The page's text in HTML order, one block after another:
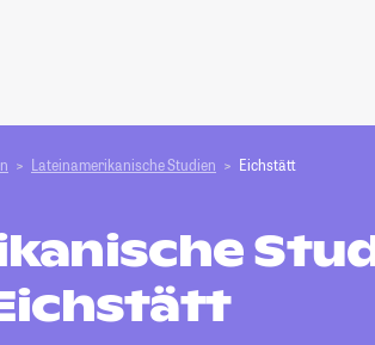
Lateinamerikanische Studien Eichstätt